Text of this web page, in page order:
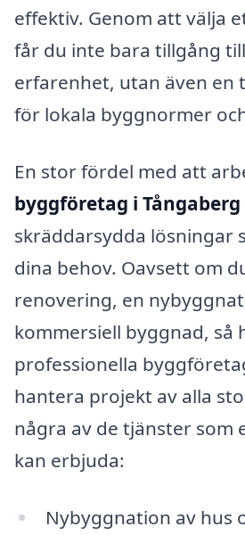
effektiv. Genom att välja
får du inte bara tillgång
erfarenhet, utan även en
för lokala byggnormer
En stor fördel med att
byggföretag i Tångaberg
skräddarsydda lösningar
dina behov. Oavsett om
renovering, en
kommersiell byggnad, så
professionella
hantera projekt av alla
några av de tjänster som
kan erbjuda:
Nybyggnation av hus